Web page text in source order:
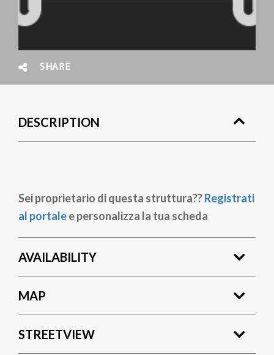
SHARE
DESCRIPTION
Sei proprietario di questa struttura??Registrati
al portalee personalizza la tua scheda
AVAILABILITY
MAP
STREETVIEW